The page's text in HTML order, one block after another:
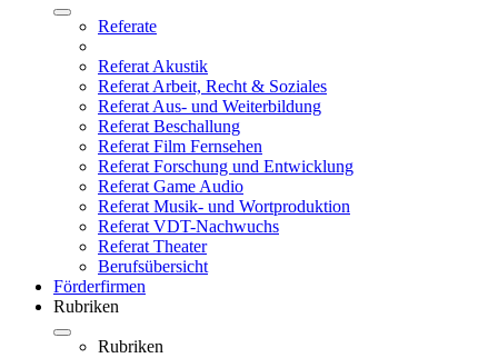
Referate
Referat Akustik
Referat Arbeit, Recht & Soziales
Referat Aus- und Weiterbildung
Referat Beschallung
Referat Film Fernsehen
Referat Forschung und Entwicklung
Referat Game Audio
Referat Musik- und Wortproduktion
Referat VDT-Nachwuchs
Referat Theater
Berufsübersicht
Förderfirmen
Rubriken
Rubriken